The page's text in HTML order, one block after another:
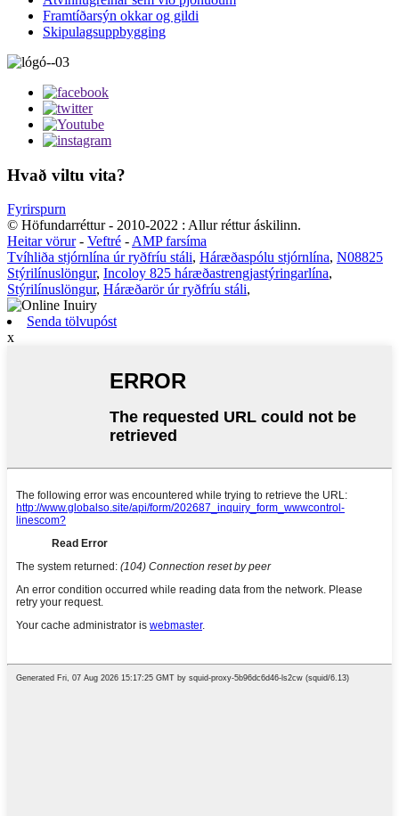
Framtíðarsýn okkar og gildi
Skipulagsuppbygging
Hvað viltu vita?
Fyrirspurn
© Höfundarréttur - 2010-2022 : Allur réttur áskilinn.
Heitar vörur- Veftré -AMP farsíma
Tvíhliða stjórnlína úr ryðfríu stáli, Háræðaspólu stjórnlína, N08825
Stýrilínuslöngur, Incoloy 825 háræðastrengjastýringarlína,
Stýrilínuslöngur, Háræðarör úr ryðfríu stáli,
Senda tölvupóst
x